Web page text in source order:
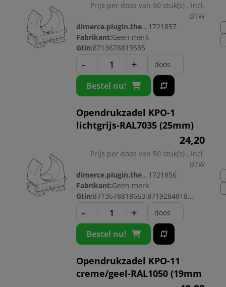
Prijs per doos van 50 stuk(s) , Incl.
BTW
dimerce.plugin.theme.productnr: 1721857
Fabrikant:Geen merk
Gtin:8713678819585
- + doos
Bestel nu!
Opendrukzadel KPO-1
lichtgrijs-RAL7035 (25mm)
24,20
Prijs per doos van 50 stuk(s) , Incl.
BTW
dimerce.plugin.theme.productnr: 1721856
Fabrikant:Geen merk
Gtin:
8713678818663,8719284818660
- + doos
Bestel nu!
Opendrukzadel KPO-11
creme/geel-RAL1050 (19mm